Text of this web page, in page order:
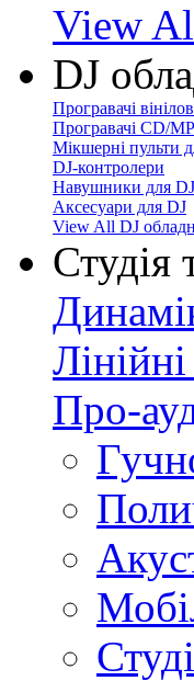
View
DJ
Програвачі
Програвачі CD/
Мікшерні пульти
DJ-контролери
Навушники для DJ
Аксесуари для DJ
View All DJ
Студія
Про-